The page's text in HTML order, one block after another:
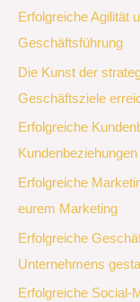
Erfolgreiche Agilität
Geschäftsführung
Die Kunst der
Geschäftsziele
Erfolgreiche
Erfolgreiche
eurem Marketing
Erfolgreiche
Unternehmens
Erfolgreiche Social-